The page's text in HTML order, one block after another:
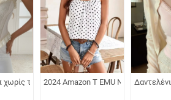
κοντό μήκος, θηλυκή στήριξη,
χωρίς τιράντες, halter, με επένδυση
χωρίς τιράντες με πάνελ από δαντέλα,
2024 Amazon T EMU Νέα